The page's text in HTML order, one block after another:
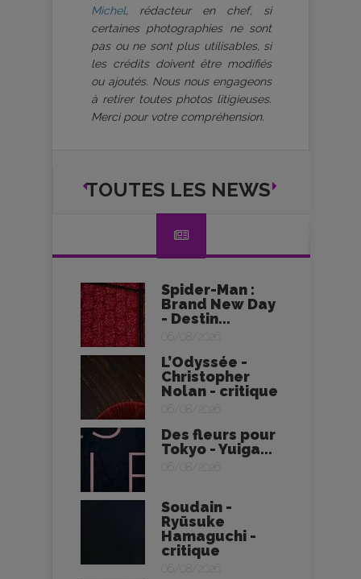
Michel, rédacteur en chef, si
certaines photographies ne sont
pas ou ne sont plus utilisables, si
les crédits doivent être modifiés
ou ajoutés. Nous nous engageons
à retirer toutes photos litigieuses.
Merci pour votre compréhension.
TOUTES LES NEWS
Spider-Man :
Brand New Day
- Destin...
06/08/2026
L’Odyssée -
Christopher
Nolan - critique
06/08/2026
Des fleurs pour
Tokyo - Yuiga...
06/08/2026
Soudain -
Ryūsuke
Hamaguchi -
critique
06/08/2026